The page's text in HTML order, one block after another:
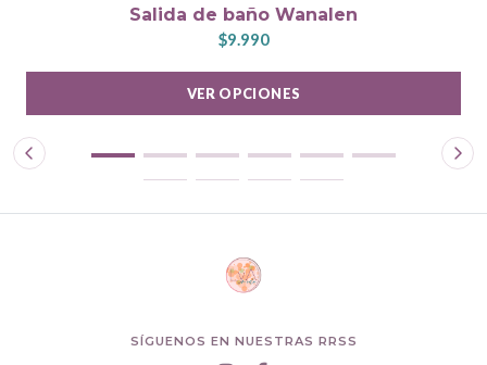
Salida de baño Wanalen
$9.990
VER OPCIONES
SÍGUENOS EN NUESTRAS RRSS